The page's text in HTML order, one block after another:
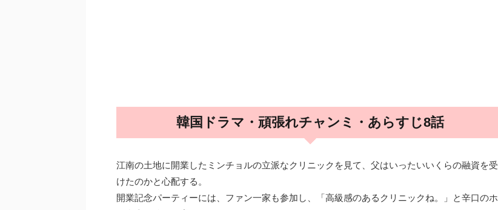
韓国ドラマ・頑張れチャンミ・あらすじ8話
江南の土地に開業したミンチョルの立派なクリニックを見て、父はいったいいくらの融資を受
けたのかと心配する。
開業記念パーティーには、ファン一家も参加し、「高級感のあるクリニックね。」と辛口のホ